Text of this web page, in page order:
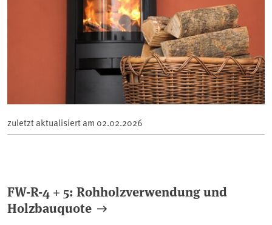
zuletzt aktualisiert am 02.02.2026
FW-R-4 + 5: Rohholzverwendung und
Holzbauquote